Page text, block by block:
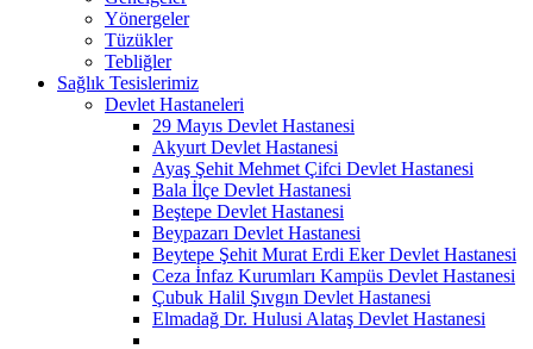
Yönergeler
Tüzükler
Tebliğler
Sağlık Tesislerimiz
Devlet Hastaneleri
29 Mayıs Devlet Hastanesi
Akyurt Devlet Hastanesi
Ayaş Şehit Mehmet Çifci Devlet Hastanesi
Bala İlçe Devlet Hastanesi
Beştepe Devlet Hastanesi
Beypazarı Devlet Hastanesi
Beytepe Şehit Murat Erdi Eker Devlet Hastanesi
Ceza İnfaz Kurumları Kampüs Devlet Hastanesi
Çubuk Halil Şıvgın Devlet Hastanesi
Elmadağ Dr. Hulusi Alataş Devlet Hastanesi